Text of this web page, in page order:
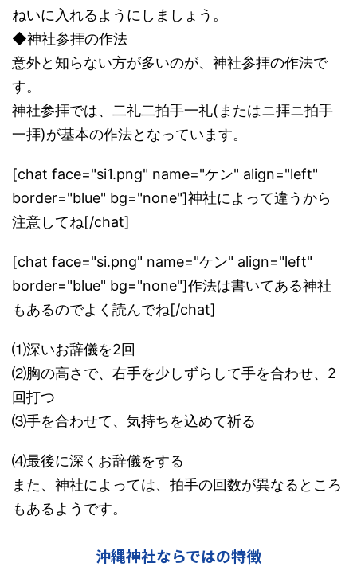
ねいに入れるようにしましょう。
◆神社参拝の作法
意外と知らない方が多いのが、神社参拝の作法で
す。
神社参拝では、二礼二拍手一礼(またはニ拝ニ拍手
一拝)が基本の作法となっています。
[chat face="si1.png" name="ケン" align="left"
border="blue" bg="none"]神社によって違うから
注意してね[/chat]
[chat face="si.png" name="ケン" align="left"
border="blue" bg="none"]作法は書いてある神社
もあるのでよく読んでね[/chat]
⑴深いお辞儀を2回
⑵胸の高さで、右手を少しずらして手を合わせ、2
回打つ
⑶手を合わせて、気持ちを込めて祈る
⑷最後に深くお辞儀をする
また、神社によっては、拍手の回数が異なるところ
もあるようです。
沖縄神社ならではの特徴